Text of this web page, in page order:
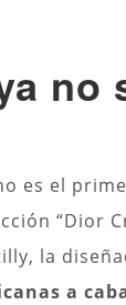
no
es el
“Dior
la
a